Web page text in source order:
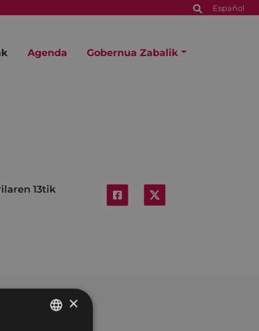
Español
Agenda Gobernua Zabalik
13tik
×